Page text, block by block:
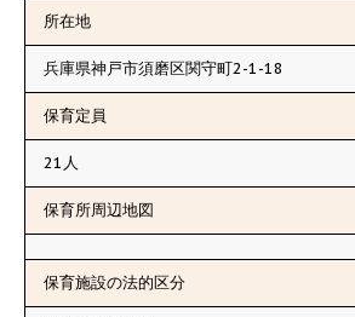
所在地
兵庫県神戸市須磨区関守町2-1-18
保育定員
21人
保育所周辺地図
保育施設の法的区分